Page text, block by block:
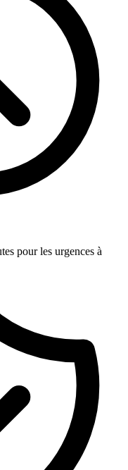
pour les urgences à